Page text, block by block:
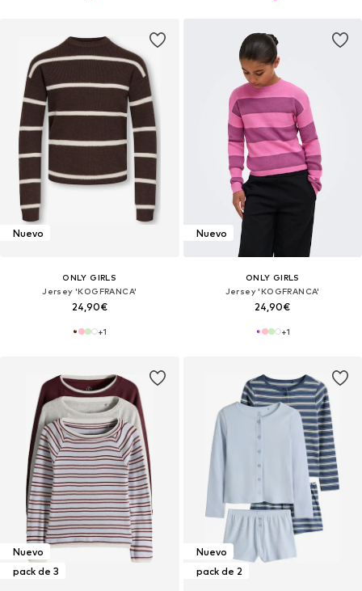
Nuevo
ONLY GIRLS
Jersey 'KOGFRANCA'
24,90€
+1
Nuevo
ONLY GIRLS
Jersey 'KOGFRANCA'
24,90€
+1
Nuevo
pack de 3
Nuevo
pack de 2